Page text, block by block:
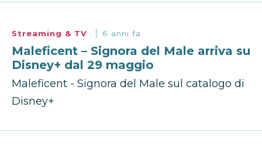
Streaming & TV 6 anni fa
Maleficent – Signora del Male arriva su
Disney+ dal 29 maggio
Maleficent - Signora del Male sul catalogo di
Disney+